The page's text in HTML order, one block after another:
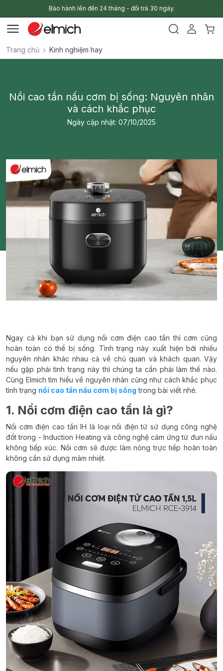
Bảo hành lên đến 24 tháng - đổi trả 30 ngày.
Trang chủ Kinh nghiệm hay
Nồi cao tần nấu cơm bị sống: Nguyên nhân
và cách khắc phục
Ngày cập nhật: 07/10/2025
Ngay cả khi bạn sử dụng nồi cơm điện cao tần thì cơm cũng
hoàn toàn có thể bị sống. Tình trạng này xuất hiện bởi nhiều
nguyên nhân khác nhau cả về chủ quan và khách quan. Vậy
nếu gặp phải tình trạng này thì chúng ta cần phải làm thế nào.
Cùng Elmich tìm hiểu về nguyên nhân cũng như cách khắc phục
tình trạng nồi cao tần nấu cơm bị sống trong bài viết nhé.
1. Nồi cơm điện cao tần là gì?
Nồi cơm điện cao tần IH là loại nồi điện tử sử dụng công nghệ
đốt trong - Induction Heating và công nghệ cảm ứng từ đun nấu
không tiếp xúc. Nồi cơm sẽ được làm nóng trực tiếp hoàn toàn
không cần sử dụng mâm nhiệt.